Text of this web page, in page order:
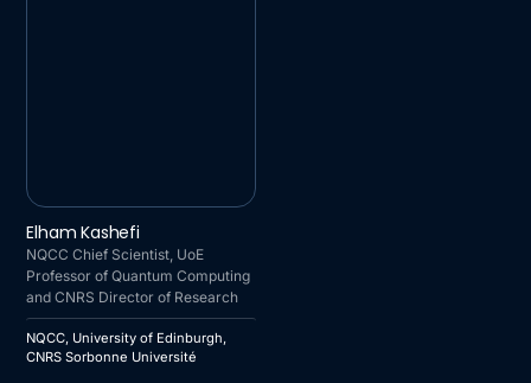
EDINBURGH, CNRS
SORBONNE UNIVERSITÉ
Elham Kashefi
NQCC Chief Scientist, UoE
Professor of Quantum Computing
and CNRS Director of Research
NQCC, University of Edinburgh,
CNRS Sorbonne Université